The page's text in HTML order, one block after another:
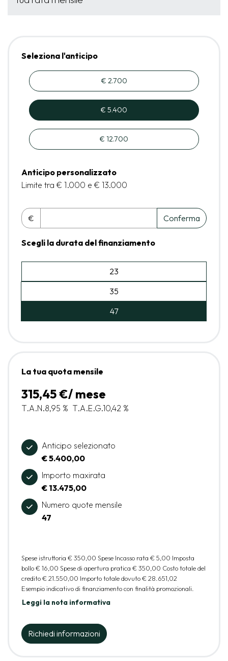
Seleziona l'anticipo
€ 2.700
€ 5.400
€ 12.700
Anticipo personalizzato
Limite tra € 1.000 e € 13.000
€ Conferma
Scegli la durata del finanziamento
23
35
47
La tua quota mensile
315,45 €/ mese
T.A.N.8,95 % T.A.E.G.10,42 %
Anticipo selezionato
€ 5.400,00
Importo maxirata
€ 13.475,00
Numero quote mensile
47
Spese istruttoria € 350,00 Spese Incasso rata € 5,00 Imposta
bollo€ 16,00 Spese di apertura pratica € 350,00 Costo totale del
credito€ 21.550,00 Importo totale dovuto€ 28.651,02
Esempio indicativo di finanziamento con finalità promozionali.
Leggi la nota informativa
Richiedi informazioni